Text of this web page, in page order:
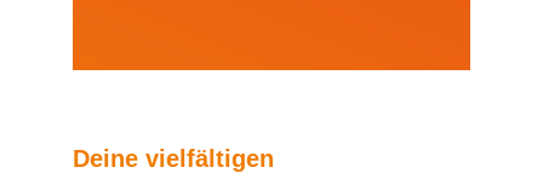
Deine vielfältigen